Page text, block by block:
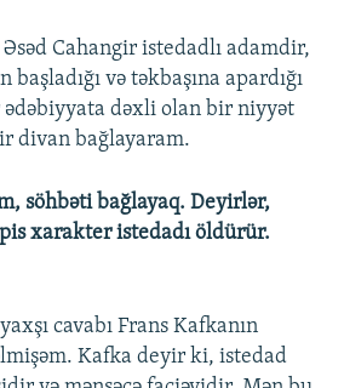
Cahangir istedadlı adamdir,
və təkbaşına apardığı
ədəbiyyata dəxli olan bir niyyət
divan bağlayaram.
söhbəti bağlayaq. Deyirlər,
xarakter istedadı öldürür.
cavabı Frans Kafkanın
Kafka deyir ki, istedad